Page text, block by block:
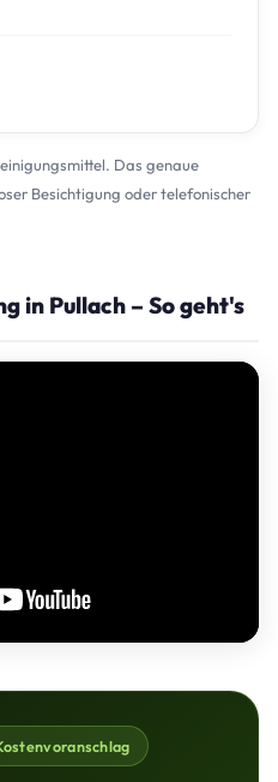
Das genaue
Besichtigung oder telefonischer
in Pullach – So geht's